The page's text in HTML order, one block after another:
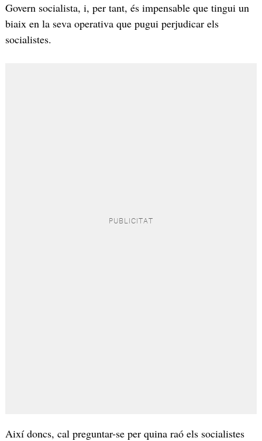
Govern socialista, i, per tant, és impensable que tingui un
biaix en la seva operativa que pugui perjudicar els
socialistes.
Així doncs, cal preguntar-se per quina raó els socialistes